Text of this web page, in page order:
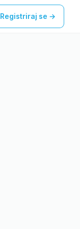
Registriraj se →